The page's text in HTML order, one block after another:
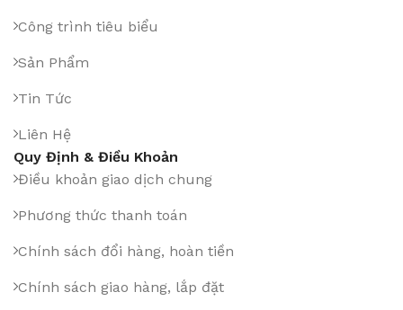
Công trình tiêu biểu
Sản Phẩm
Tin Tức
Liên Hệ
Quy Định & Điều Khoản
Điều khoản giao dịch chung
Phương thức thanh toán
Chính sách đổi hàng, hoàn tiền
Chính sách giao hàng, lắp đặt